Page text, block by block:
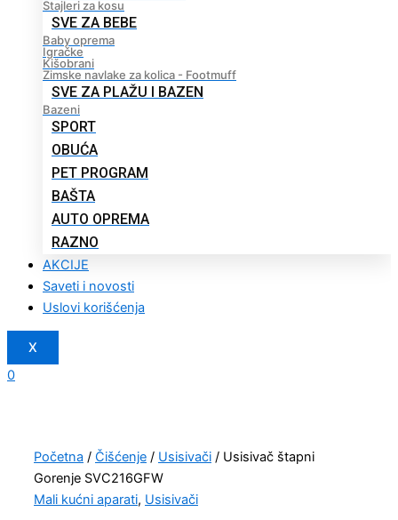
Stajleri za kosu
SVE ZA BEBE
Baby oprema
Igračke
Kišobrani
Zimske navlake za kolica - Footmuff
SVE ZA PLAŽU I BAZEN
Bazeni
SPORT
OBUĆA
PET PROGRAM
BAŠTA
AUTO OPREMA
RAZNO
AKCIJE
Saveti i novosti
Uslovi korišćenja
X
0
Početna / Čišćenje / Usisivači / Usisivač štapni
Gorenje SVC216GFW
Mali kućni aparati, Usisivači